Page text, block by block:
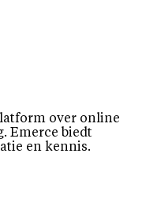
over online
Emerce biedt
en kennis.